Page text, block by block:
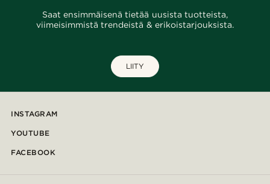
Saat ensimmäisenä tietää uusista tuotteista,
viimeisimmistä trendeistä & erikoistarjouksista.
LIITY
INSTAGRAM
YOUTUBE
FACEBOOK